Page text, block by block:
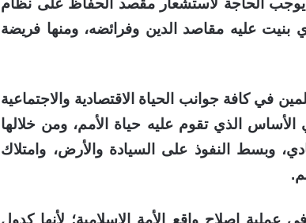
يوجب الحاجة لاستشعار مقصد الحفاظ على نظام
بنيت عليه مقاصد الدين وفرائضه، ومنها فريضة
في كافة جوانب الحياة الاقتصادية والاجتماعية
الذي تقوم عليه حياة الأمم، ومن خلالها
وبسط النفوذ على السيادة والأرض، وامتلاك
عملية إصلاح واقع الأمة الإسلامية؛ لأنها كدول